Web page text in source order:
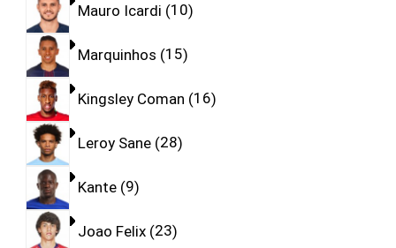
Mauro Icardi 10
Marquinhos 15
Kingsley Coman 16
Leroy Sane 28
Kante 9
Joao Felix 23